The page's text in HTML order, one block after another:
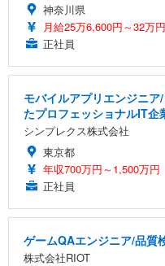
神奈川県
月給25万6,600円～32万円
正社員
モバイルアプリエンジニ
たプロフェッショナルIT企
シンプレクス株式会社
東京都
年収700万円～1,500万円
正社員
ゲームQAエンジニア/品質
株式会社RIOT